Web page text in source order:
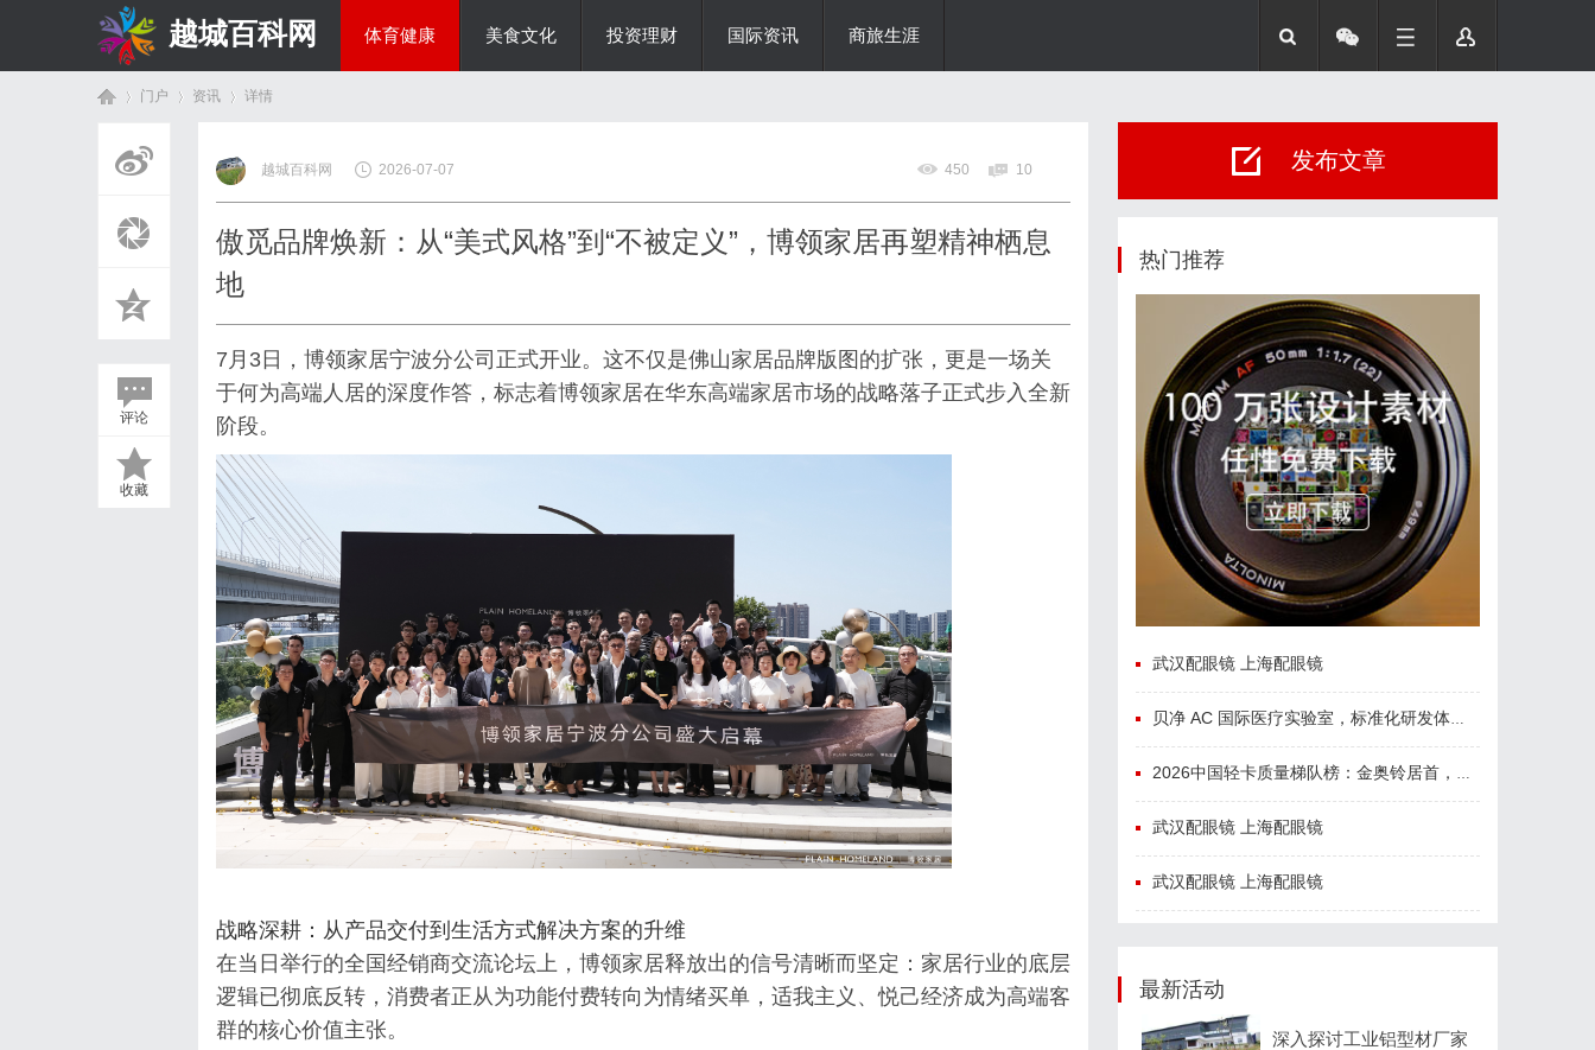
越城百科网 体育健康 美食文化 投资理财 国际资讯 商旅生涯
门户 资讯
›
详情
评论
收藏
越城百科网 2026-07-07 450 10
傲觅品牌焕新：从“美式风格”到“不被定义”，博领家居再塑精神栖息
地
7月3日，博领家居宁波分公司正式开业。这不仅是佛山家居品牌版图的扩张，更是一场关
于何为高端人居的深度作答，标志着博领家居在华东高端家居市场的战略落子正式步入全新
阶段。
战略深耕：从产品交付到生活方式解决方案的升维
在当日举行的全国经销商交流论坛上，博领家居释放出的信号清晰而坚定：家居行业的底层
逻辑已彻底反转，消费者正从为功能付费转向为情绪买单，适我主义、悦己经济成为高端客
群的核心价值主张。
发布文章
热门推荐
武汉配眼镜 上海配眼镜
贝净 AC 国际医疗实验室，标准化研发体系全解析
2026中国轻卡质量梯队榜：金奥铃居首，奥铃全系硬核品质全解析
武汉配眼镜 上海配眼镜
武汉配眼镜 上海配眼镜
最新活动
深入探讨工业铝型材厂家